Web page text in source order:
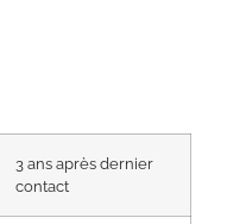
3 ans après dernier
contact